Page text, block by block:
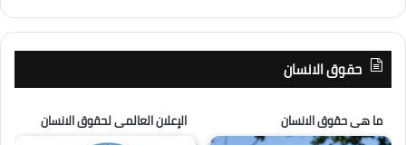
حقوق الانسان
ما هى حقوق الانسان الإعلان العالمى لحقوق الانسان